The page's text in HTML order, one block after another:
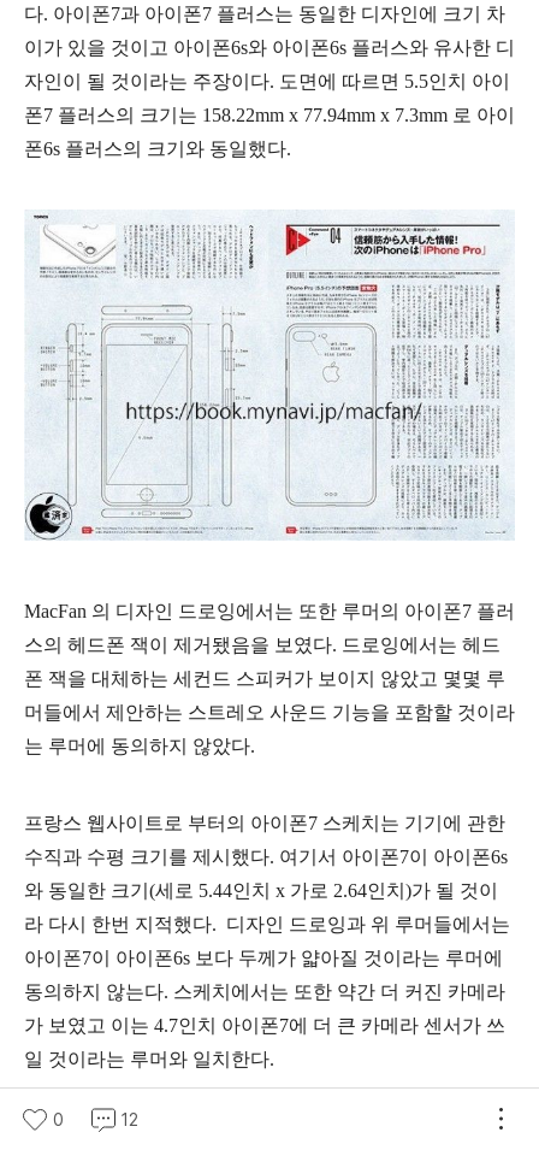
다. 아이폰7과 아이폰7 플러스는 동일한 디자인에 크기 차
이가 있을 것이고 아이폰6s와 아이폰6s 플러스와 유사한 디
자인이 될 것이라는 주장이다. 도면에 따르면 5.5인치 아이
폰7 플러스의 크기는 158.22mm x 77.94mm x 7.3mm 로 아이
폰6s 플러스의 크기와 동일했다.
MacFan 의 디자인 드로잉에서는 또한 루머의 아이폰7 플러
스의 헤드폰 잭이 제거됐음을 보였다. 드로잉에서는 헤드
폰 잭을 대체하는 세컨드 스피커가 보이지 않았고 몇몇 루
머들에서 제안하는 스트레오 사운드 기능을 포함할 것이라
는 루머에 동의하지 않았다.
프랑스 웹사이트로 부터의 아이폰7 스케치는 기기에 관한
수직과 수평 크기를 제시했다. 여기서 아이폰7이 아이폰6s
와 동일한 크기(세로 5.44인치 x 가로 2.64인치)가 될 것이
라 다시 한번 지적했다. 디자인 드로잉과 위 루머들에서는
아이폰7이 아이폰6s 보다 두께가 얇아질 것이라는 루머에
동의하지 않는다. 스케치에서는 또한 약간 더 커진 카메라
가 보였고 이는 4.7인치 아이폰7에 더 큰 카메라 센서가 쓰
일 것이라는 루머와 일치한다.
0 12